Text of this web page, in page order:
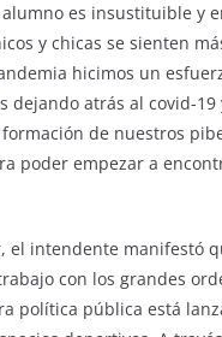
es insustituible y
y chicas se sienten
hicimos un
dejando atrás al covid-19
de nuestros
poder empezar a
el intendente manifestó
con los grandes
política pública está